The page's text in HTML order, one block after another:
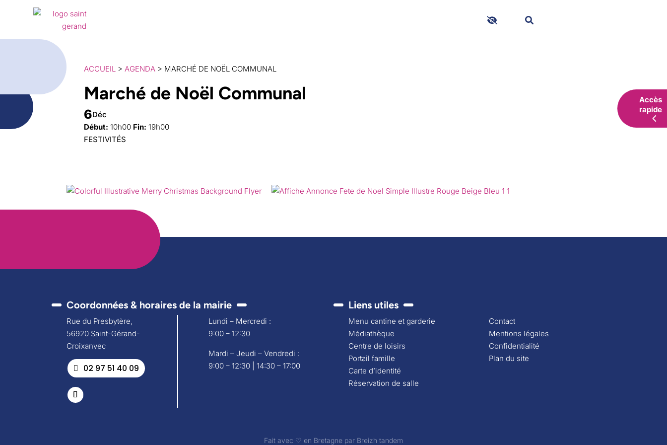
ACCUEIL> AGENDA> MARCHÉ DE NOËL COMMUNAL
Marché de Noël Communal
6Déc
Début: 10h00 Fin: 19h00
FESTIVITÉS
Coordonnées & horaires de la mairie Liens utiles
Rue du Presbytère,
56920 Saint-Gérand-
Croixanvec
02 97 51 40 09
Lundi – Mercredi :
9:00 – 12:30
Mardi – Jeudi – Vendredi :
9:00 – 12:30 | 14:30 – 17:00
Menu cantine et garderie
Médiathèque
Centre de loisirs
Portail famille
Carte d’identité
Réservation de salle
Contact
Mentions légales
Confidentialité
Plan du site
Fait avec ♡ en Bretagne par Breizh tandem
Accès
rapide